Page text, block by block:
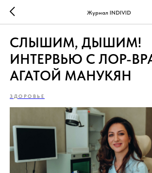
Журнал INDIVID
СЛЫШИМ, ДЫШИМ!
ИНТЕРВЬЮ С ЛОР-
АГАТОЙ МАНУКЯН
ЗДОРОВЬЕ